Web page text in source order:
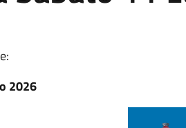
2026